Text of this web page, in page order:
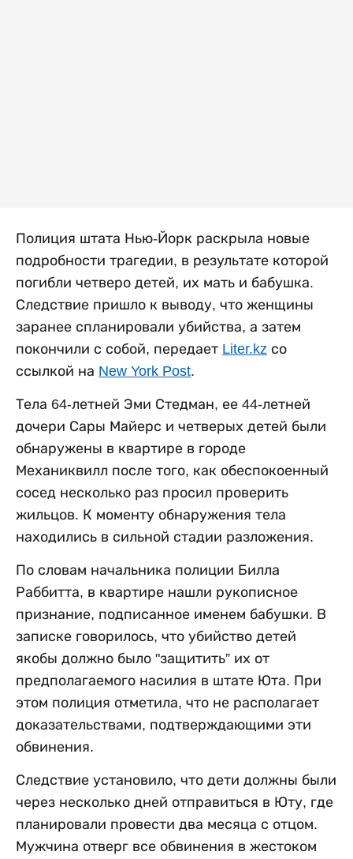
Полиция штата Нью-Йорк раскрыла новые
подробности трагедии, в результате которой
погибли четверо детей, их мать и бабушка.
Следствие пришло к выводу, что женщины
заранее спланировали убийства, а затем
покончили с собой, передает Liter.kz со
ссылкой на New York Post.
Тела 64-летней Эми Стедман, ее 44-летней
дочери Сары Майерс и четверых детей были
обнаружены в квартире в городе
Механиквилл после того, как обеспокоенный
сосед несколько раз просил проверить
жильцов. К моменту обнаружения тела
находились в сильной стадии разложения.
По словам начальника полиции Билла
Раббитта, в квартире нашли рукописное
признание, подписанное именем бабушки. В
записке говорилось, что убийство детей
якобы должно было "защитить” их от
предполагаемого насилия в штате Юта. При
этом полиция отметила, что не располагает
доказательствами, подтверждающими эти
обвинения.
Следствие установило, что дети должны были
через несколько дней отправиться в Юту, где
планировали провести два месяца с отцом.
Мужчина отверг все обвинения в жестоком